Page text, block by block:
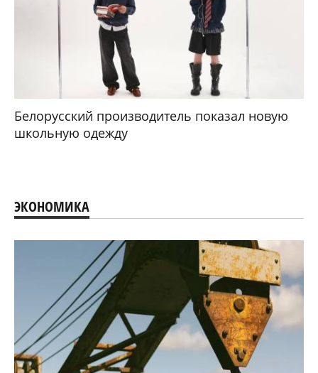
Белорусский производитель показал новую
школьную одежду
ЭКОНОМИКА